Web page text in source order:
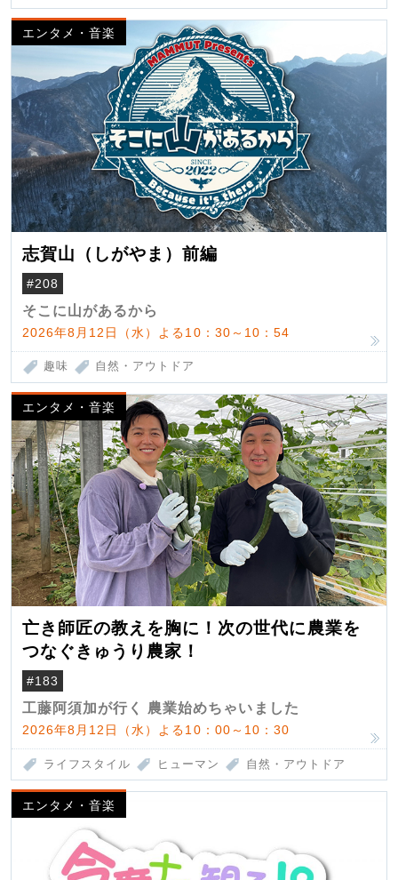
エンタメ・音楽
志賀山（しがやま）前編
#208
そこに山があるから
2026年8月12日（水）よる10：30～10：54
趣味 自然・アウトドア
エンタメ・音楽
亡き師匠の教えを胸に！次の世代に農業を
つなぐきゅうり農家！
#183
工藤阿須加が行く 農業始めちゃいました
2026年8月12日（水）よる10：00～10：30
ライフスタイル ヒューマン 自然・アウトドア
エンタメ・音楽